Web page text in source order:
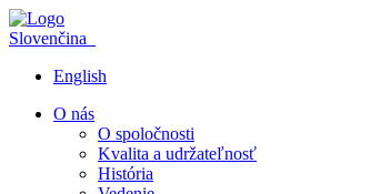
Slovenčina
English
O nás
O spoločnosti
Kvalita a udržateľnosť
História